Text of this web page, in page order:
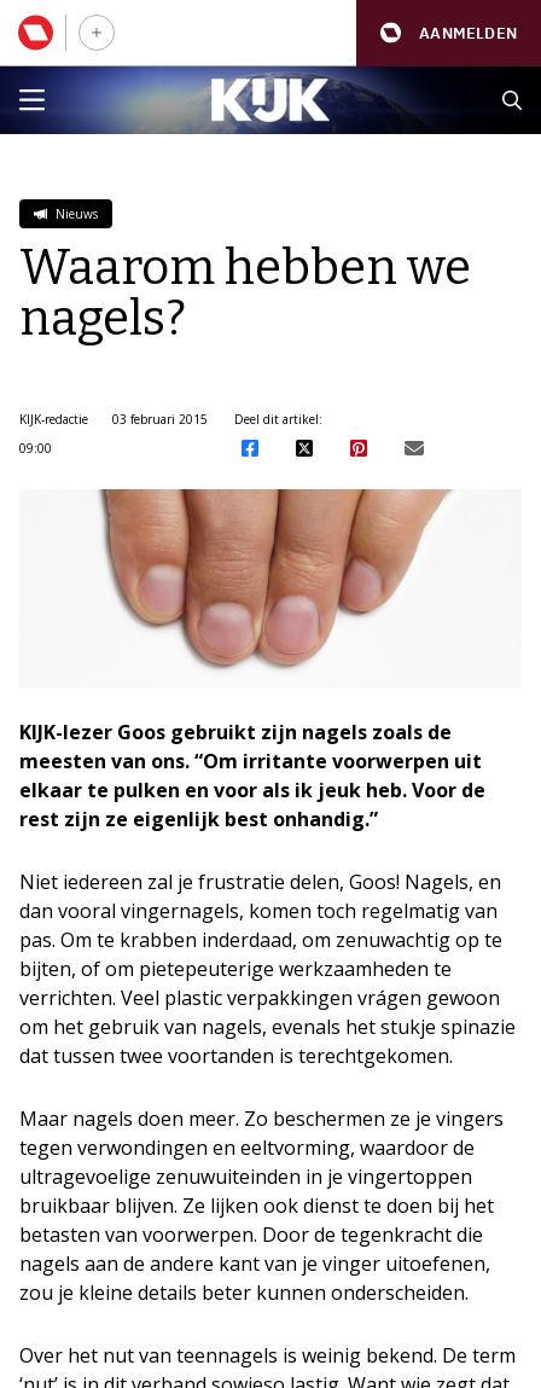
AANMELDEN
Nieuws
Waarom hebben we
nagels?
KIJK-redactie
03 februari 2015
09:00
Deel dit artikel:
KIJK-lezer Goos gebruikt zijn nagels zoals de
meesten van ons. “Om irritante voorwerpen uit
elkaar te pulken en voor als ik jeuk heb. Voor de
rest zijn ze eigenlijk best onhandig.”
Niet iedereen zal je frustratie delen, Goos! Nagels, en
dan vooral vingernagels, komen toch regelmatig van
pas. Om te krabben inderdaad, om zenuwachtig op te
bijten, of om pietepeuterige werkzaamheden te
verrichten. Veel plastic verpakkingen vrágen gewoon
om het gebruik van nagels, evenals het stukje spinazie
dat tussen twee voortanden is terechtgekomen.
Maar nagels doen meer. Zo beschermen ze je vingers
tegen verwondingen en eeltvorming, waardoor de
ultragevoelige zenuwuiteinden in je vingertoppen
bruikbaar blijven. Ze lijken ook dienst te doen bij het
betasten van voorwerpen. Door de tegenkracht die
nagels aan de andere kant van je vinger uitoefenen,
zou je kleine details beter kunnen onderscheiden.
Over het nut van teennagels is weinig bekend. De term